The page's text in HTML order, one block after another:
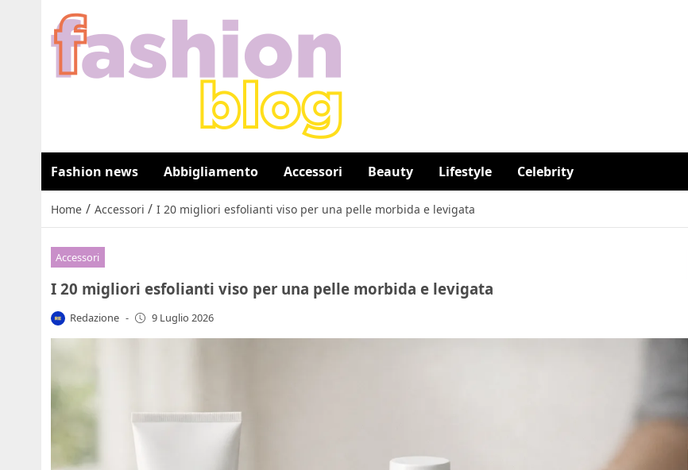
Fashion news Abbigliamento Accessori Beauty Lifestyle Celebrity
Home / Accessori / I 20 migliori esfolianti viso per una pelle morbida e levigata
Accessori
I 20 migliori esfolianti viso per una pelle morbida e levigata
Redazione - 9 Luglio 2026